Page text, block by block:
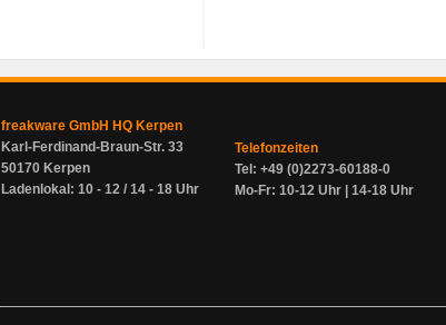
freakware GmbH HQ Kerpen
Karl-Ferdinand-Braun-Str. 33
50170 Kerpen
Ladenlokal: 10 - 12 / 14 - 18 Uhr
Telefonzeiten
Tel: +49 (0)2273-60188-0
Mo-Fr: 10-12 Uhr | 14-18 Uhr